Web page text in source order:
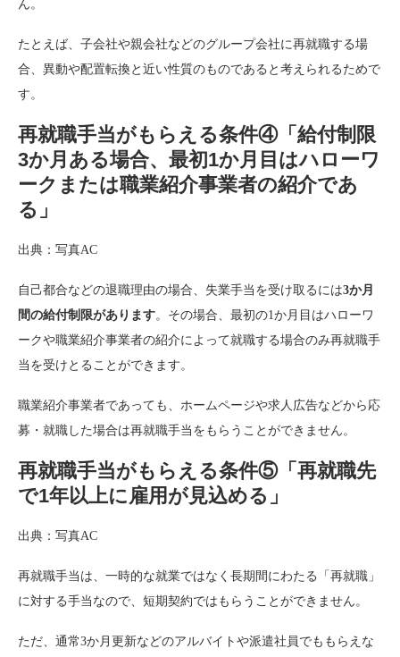
ん。
たとえば、子会社や親会社などのグループ会社に再就職する場
合、異動や配置転換と近い性質のものであると考えられるためで
す。
再就職手当がもらえる条件④「給付制限
3か月ある場合、最初1か月目はハローワ
ークまたは職業紹介事業者の紹介であ
る」
出典：写真AC
自己都合などの退職理由の場合、失業手当を受け取るには3か月
間の給付制限があります。その場合、最初の1か月目はハローワ
ークや職業紹介事業者の紹介によって就職する場合のみ再就職手
当を受けとることができます。
職業紹介事業者であっても、ホームページや求人広告などから応
募・就職した場合は再就職手当をもらうことができません。
再就職手当がもらえる条件⑤「再就職先
で1年以上に雇用が見込める」
出典：写真AC
再就職手当は、一時的な就業ではなく長期間にわたる「再就職」
に対する手当なので、短期契約ではもらうことができません。
ただ、通常3か月更新などのアルバイトや派遣社員でももらえな